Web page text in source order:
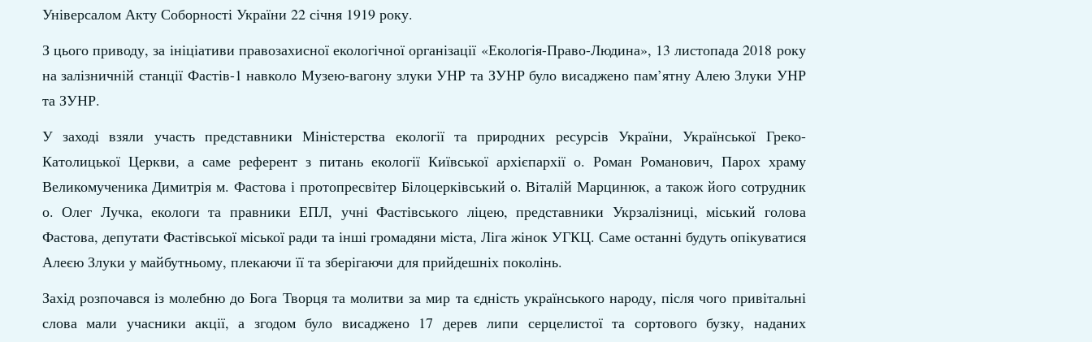
Універсалом Акту Соборності України 22 січня 1919 року.
З цього приводу, за ініціативи правозахисної екологічної організації «Екологія-Право-Людина», 13 листопада 2018 року
на залізничній станції Фастів-1 навколо Музею-вагону злуки УНР та ЗУНР було висаджено пам’ятну Алею Злуки УНР
та ЗУНР.
У заході взяли участь представники Міністерства екології та природних ресурсів України, Української Греко-
Католицької Церкви, а саме референт з питань екології Київської архієпархії о. Роман Романович, Парох храму
Великомученика Димитрія м. Фастова і протопресвітер Білоцерківський о. Віталій Марцинюк, а також його сотрудник
о. Олег Лучка, екологи та правники ЕПЛ, учні Фастівського ліцею, представники Укрзалізниці, міський голова
Фастова, депутати Фастівської міської ради та інші громадяни міста, Ліга жінок УГКЦ. Саме останні будуть опікуватися
Алеєю Злуки у майбутньому, плекаючи її та зберігаючи для прийдешніх поколінь.
Захід розпочався із молебню до Бога Творця та молитви за мир та єдність українського народу, після чого привітальні
слова мали учасники акції, а згодом було висаджено 17 дерев липи серцелистої та сортового бузку, наданих